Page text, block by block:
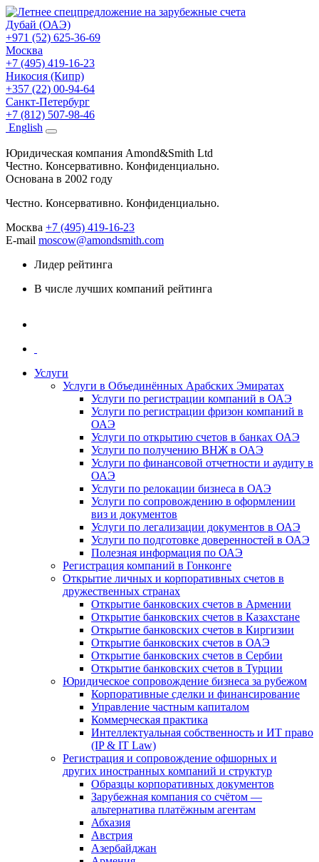
Дубай (ОАЭ)
+971 (52) 625-36-69
Москва
+7 (495) 419-16-23
Никосия (Кипр)
+357 (22) 00-94-64
Санкт-Петербург
+7 (812) 507-98-46
English
Юридическая компания Amond&Smith Ltd
Честно. Консервативно. Конфиденциально.
Основана в 2002 году
Честно. Консервативно. Конфиденциально.
Москва +7 (495) 419-16-23
E-mail moscow@amondsmith.com
Лидер рейтинга
В числе лучших компаний рейтинга
Услуги
Услуги в Объединённых Арабских Эмиратах
Услуги по регистрации компаний в ОАЭ
Услуги по регистрации фризон компаний в
ОАЭ
Услуги по открытию счетов в банках ОАЭ
Услуги по получению ВНЖ в ОАЭ
Услуги по финансовой отчетности и аудиту в
ОАЭ
Услуги по релокации бизнеса в ОАЭ
Услуги по сопровождению в оформлении
виз и документов
Услуги по легализации документов в ОАЭ
Услуги по подготовке доверенностей в ОАЭ
Полезная информация по ОАЭ
Регистрация компаний в Гонконге
Открытие личных и корпоративных счетов в
дружественных странах
Открытие банковских счетов в Армении
Открытие банковских счетов в Казахстане
Открытие банковских счетов в Киргизии
Открытие банковских счетов в ОАЭ
Открытие банковских счетов в Сербии
Открытие банковских счетов в Турции
Юридическое сопровождение бизнеса за рубежом
Корпоративные сделки и финансирование
Управление частным капиталом
Коммерческая практика
Интеллектуальная собственность и ИТ право
(IP & IT Law)
Регистрация и сопровождение офшорных и
других иностранных компаний и структур
Образцы корпоративных документов
Зарубежная компания со счётом —
альтернатива платёжным агентам
Абхазия
Австрия
Азербайджан